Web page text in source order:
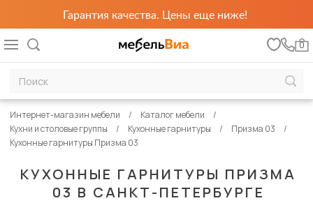
Гарантия качества. Цены еще ниже!
0
КУХОННЫЕ ГАРНИТУРЫ ПРИЗМА
03 В САНКТ-ПЕТЕРБУРГЕ
Интернет-магазин мебели
Каталог мебели
Кухни и столовые группы
Кухонные гарнитуры
Призма 03
Кухонные гарнитуры Призма 03